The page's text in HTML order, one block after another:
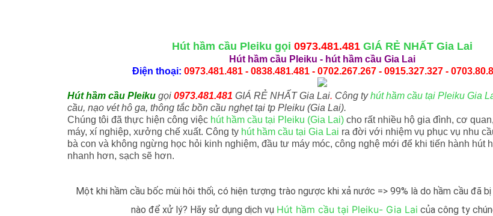
Hút hầm cầu Pleiku gọi 0973.481.481GIÁ RẺ NHẤT Gia Lai
Hút hầm cầu Pleiku - hút hầm cầu Gia Lai
Điện thoại: 0973.481.481 - 0838.481.481 - 0702.267.267 - 0915.327.327 -
Hút hầm cầu Pleiku gọi 0973.481.481 GIÁ RẺ NHẤT Gia Lai. Công tyhút hầm cầu tại Pleiku Gia
cầu, nạo vét hô ga, thông tắc bồn cầu nghẹt tại tp Pleiku (Gia Lai).
Chúng tôi đã thực hiện công việc hút hầm cầu tại Pleiku (Gia Lai) cho rất nhiều hộ gia đình, cơ
máy, xí nghiệp, xưởng chế xuất. Công ty hút hầm cầu tại Gia Lai ra đời với nhiệm vụ phục vụ nhu
bà con và không ngừng học hỏi kinh nghiệm, đầu tư máy móc, công nghệ mới để khi tiến hành hút
nhanh hơn, sạch sẽ hơn.
Một khi hầm cầu bốc mùi hôi thối, có hiện tượng trào ngược khi xả nước => 99% là do hầm cầu đã bị
nào để xử lý? Hãy sử dụng dịch vụ Hút hầm cầu tại Pleiku- Gia Lai của công ty